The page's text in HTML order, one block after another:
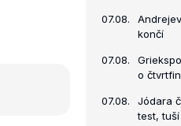
07.08.
končí
07.08.
o
07.08.
Jódara
test,